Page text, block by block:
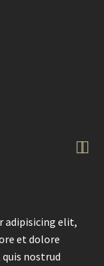

adipisicing elit,
et dolore
nostrud